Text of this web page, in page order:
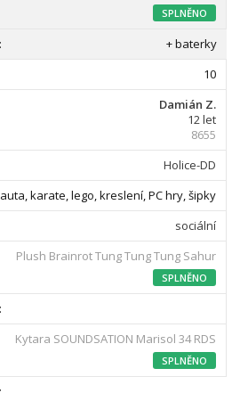
SPLNĚNO
+ baterky
10
Damián Z.
12 let
8655
Holice-DD
auta, karate, lego, kreslení, PC hry, šipky
sociální
Plush Brainrot Tung Tung Tung Sahur
SPLNĚNO
Kytara SOUNDSATION Marisol 34 RDS
SPLNĚNO